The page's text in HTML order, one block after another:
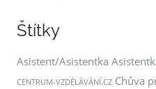
Štítky
Asistent/Asistentka
CENTRUM-VZDĚLÁVÁNÍ.CZ Chůva